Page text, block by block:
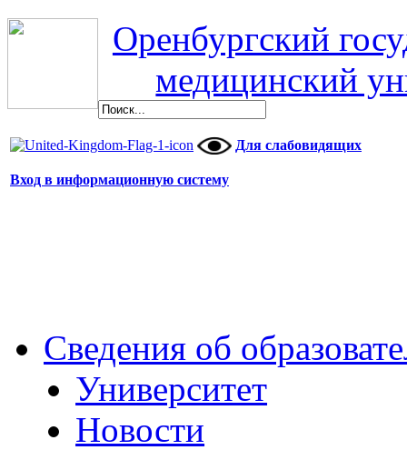
Оренбургский
медицинский
Для слабовидящих
Вход в информационную систему
Сведения об
Университет
Новости